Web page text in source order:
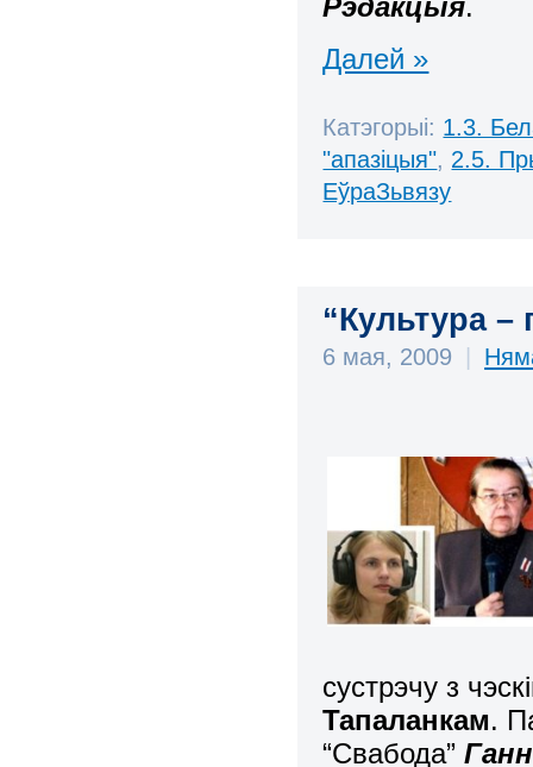
Рэдакцыя.
Далей »
Катэгорыі: 1.3.
"апазіцыя", 2.5.
ЕўраЗьвязу
“Культура –
6 мая, 2009
сустрэчу з
Тапаланкам.
“Свабода”